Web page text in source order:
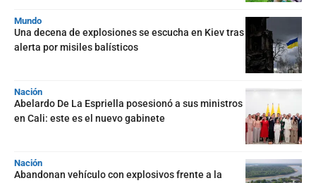
Mundo
Una decena de explosiones se escucha en Kiev tras
alerta por misiles balísticos
Nación
Abelardo De La Espriella posesionó a sus ministros
en Cali: este es el nuevo gabinete
Nación
Abandonan vehículo con explosivos frente a la